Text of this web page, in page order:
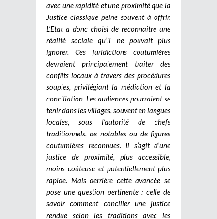
avec une rapidité et une proximité que la
Justice classique peine souvent à offrir.
L’Etat a donc choisi de reconnaître une
réalité sociale qu’il ne pouvait plus
ignorer.Ces juridictions coutumières
devraient principalement traiter des
conflits locaux à travers des procédures
souples, privilégiant la médiation et la
conciliation. Les audiences pourraient se
tenir dans les villages, souvent en langues
locales, sous l’autorité de chefs
traditionnels, de notables ou de figures
coutumières reconnues. Il s’agit d’une
justice de proximité, plus accessible,
moins coûteuse et potentiellement plus
rapide. Mais derrière cette avancée se
pose une question pertinente : celle de
savoir comment concilier une justice
rendue selon les traditions avec les